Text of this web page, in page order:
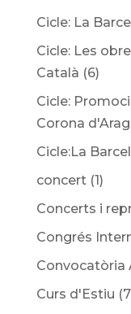
Cicle: La
Cicle: Les
Català (6)
Cicle:
Corona
Cicle:La
concert(1)
Concerts i
Congrés
Convocatòria
Curs d'Estiu